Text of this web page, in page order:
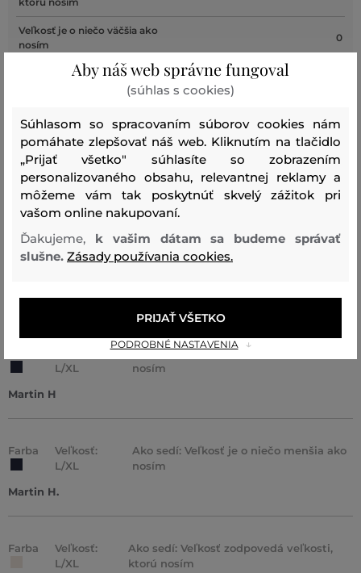
Veľkosť je o niečo väčšia ako
nosím
0
Veľkosť je oveľa väčšia ako
Farba
Veľkosť:
S/M
Ako sedí: Veľkosť zodpovedá veľkosti,
ktorú nosím
Tomas K.
Farba
Veľkosť:
Ako sedí: Veľkosť je oveľa menšia ako
Jaroslav H.
L/XL
Ako sedí: Veľkosť je o niečo menšia ako
nosím
Martin H
Farba
Veľkosť:
L/XL
Ako sedí: Veľkosť je o niečo menšia ako
nosím
Martin H.
Farba
Veľkosť:
L/XL
Ako sedí: Veľkosť zodpovedá veľkosti,
ktorú nosím
Aby náš web správne fungoval
(súhlas s cookies)
Súhlasom so spracovaním súborov cookies nám
pomáhate zlepšovať náš web. Kliknutím na tlačidlo
„Prijať všetko" súhlasíte so zobrazením
personalizovaného obsahu, relevantnej reklamy a
môžeme vám tak poskytnúť skvelý zážitok pri
vašom online nakupovaní.
Ďakujeme, k vašim dátam sa budeme správať
slušne. Zásady používania cookies.
PODROBNÉ NASTAVENIA
PRIJAŤ VŠETKO